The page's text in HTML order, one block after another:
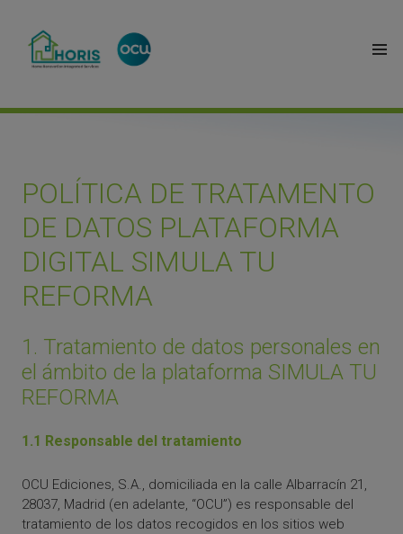
POLÍTICA DE TRATAMENTO
DE DATOS PLATAFORMA
DIGITAL SIMULA TU
REFORMA
1. Tratamiento de datos personales en
el ámbito de la plataforma SIMULA TU
REFORMA
1.1 Responsable del tratamiento
OCU Ediciones, S.A., domiciliada en la calle Albarracín 21,
28037, Madrid (en adelante, “OCU”) es responsable del
tratamiento de los datos recogidos en los sitios web